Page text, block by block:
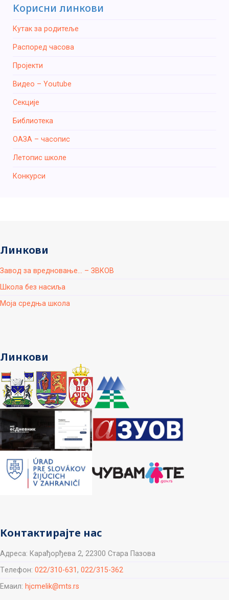
Kорисни линкови
Кутак за родитеље
Распоред часова
Пројекти
Видео – Youtube
Секције
Библиотека
ОАЗА – часопис
Летопис школе
Конкурси
Линкови
Завод за вредновање... – ЗВКОВ
Школа без насиља
Моја средња школа
Линкови
Контактирајте нас
Aдреса: Карађорђева 2, 22300 Стара Пазова
Tелефон: 022/310-631, 022/315-362
Емаил: hjcmelik@mts.rs